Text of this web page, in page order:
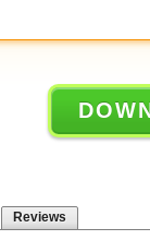
Reviews